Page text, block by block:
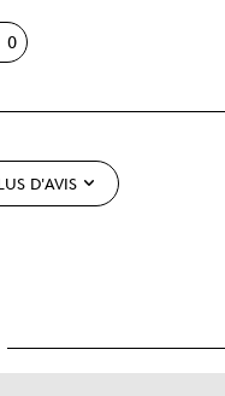
âgés
0
D'AVIS